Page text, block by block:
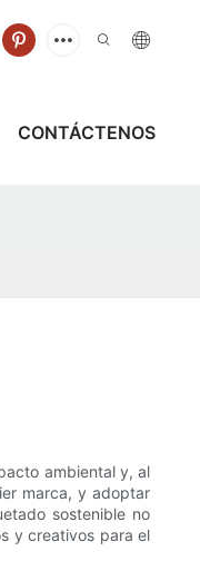
CONTÁCTENOS
ambiental y, al
marca, y adoptar
sostenible no
y creativos para el